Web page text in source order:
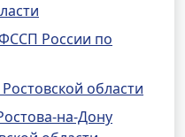
России по
области
на-Дону